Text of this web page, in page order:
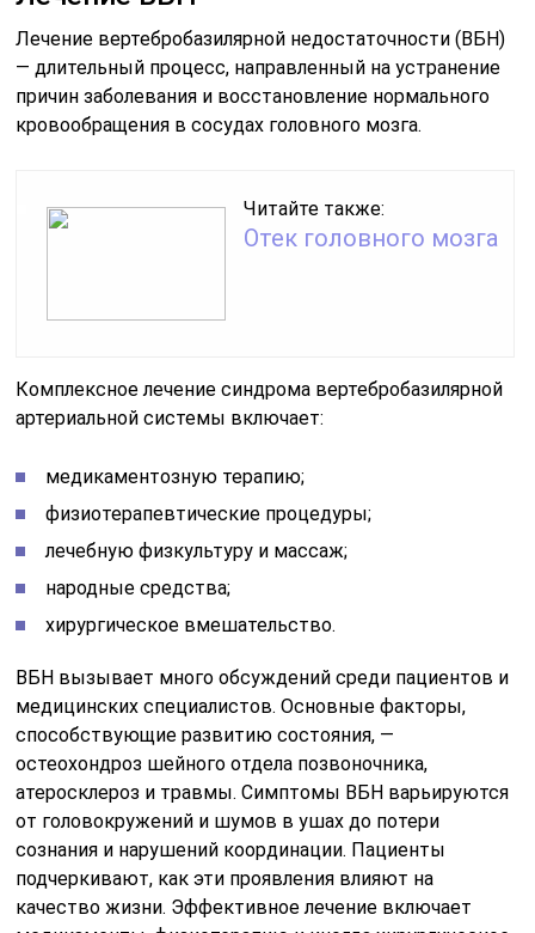
Лечение вертебробазилярной недостаточности (ВБН)
— длительный процесс, направленный на устранение
причин заболевания и восстановление нормального
кровообращения в сосудах головного мозга.
Читайте также:
Отек головного мозга
Комплексное лечение синдрома вертебробазилярной
артериальной системы включает:
медикаментозную терапию;
физиотерапевтические процедуры;
лечебную физкультуру и массаж;
народные средства;
хирургическое вмешательство.
ВБН вызывает много обсуждений среди пациентов и
медицинских специалистов. Основные факторы,
способствующие развитию состояния, —
остеохондроз шейного отдела позвоночника,
атеросклероз и травмы. Симптомы ВБН варьируются
от головокружений и шумов в ушах до потери
сознания и нарушений координации. Пациенты
подчеркивают, как эти проявления влияют на
качество жизни. Эффективное лечение включает